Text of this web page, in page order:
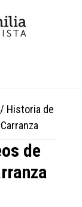
/ Historia de
de